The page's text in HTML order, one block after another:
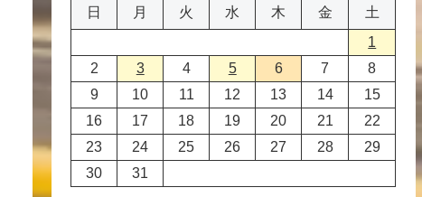
日
月 火 水 木 金
土
1
2
3 4 5 6 7
8
9
10 11 12 13 14
15
16
17 18 19 20 21
22
23
24 25 26 27 28
29
30
31